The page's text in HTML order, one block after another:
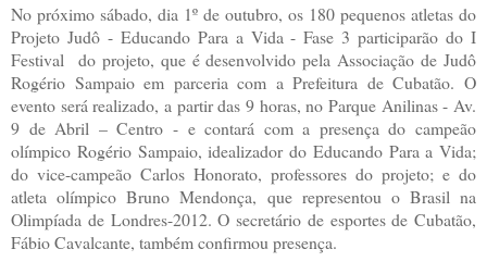
No próximo sábado, dia 1º de outubro, os 180 pequenos atletas do
Projeto Judô - Educando Para a Vida - Fase 3 participarão do I
Festival do projeto, que é desenvolvido pela Associação de Judô
Rogério Sampaio em parceria com a Prefeitura de Cubatão. O
evento será realizado, a partir das 9 horas, no Parque Anilinas - Av.
9 de Abril – Centro - e contará com a presença do campeão
olímpico Rogério Sampaio, idealizador do Educando Para a Vida;
do vice-campeão Carlos Honorato, professores do projeto; e do
atleta olímpico Bruno Mendonça, que representou o Brasil na
Olimpíada de Londres-2012. O secretário de esportes de Cubatão,
Fábio Cavalcante, também confirmou presença.